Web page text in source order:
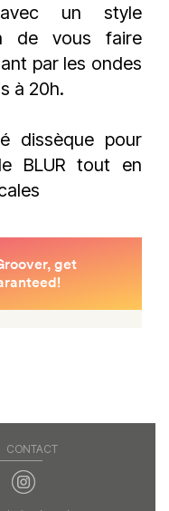
un style
de vous faire
par les ondes
à 20h.
dissèque pour
BLUR tout en
CONTACT